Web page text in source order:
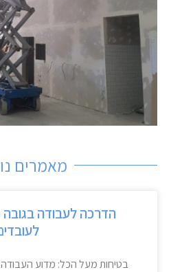
מאמרים
הדרכה לעבודה בגובה
בטיחות מעל הכל: מדוע